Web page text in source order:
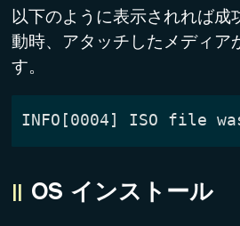
以下のように表示されれば成
動時、アタッチしたメディア
す。
OS インストール